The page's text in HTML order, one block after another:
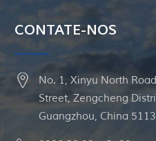
CONTATE-NOS
No. 1, Xinyu North
Street, Zengcheng
Guangzhou, China